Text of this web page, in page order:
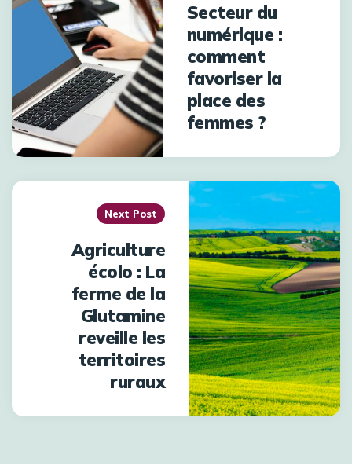
Secteur du
numérique :
comment
favoriser la
place des
femmes ?
Next Post
Agriculture
écolo : La
ferme de la
Glutamine
reveille les
territoires
ruraux